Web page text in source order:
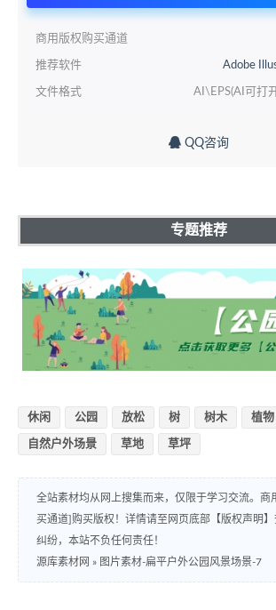
商用版权购买通道
推荐软件 Adobe
文件格式 AI\EPS(AI可打
QQ咨询
专题推荐
休闲 公园 放松 树 树木 植物
自然户外场景 草地 草坪
全站素材均从网上搜集而来，仅限于学习交流。商
买通道]购买版权！详情请至网页底部【版权声明
纠纷，本站不负任何责任！
源库素材网 » 图片素材-扁平户外公园风景场景-7